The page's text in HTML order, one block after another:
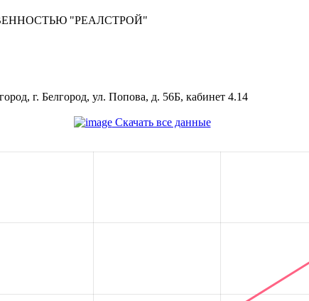
"РЕАЛСТРОЙ"
г. Белгород, ул. Попова, д. 56Б, кабинет 4.14
Скачать все данные